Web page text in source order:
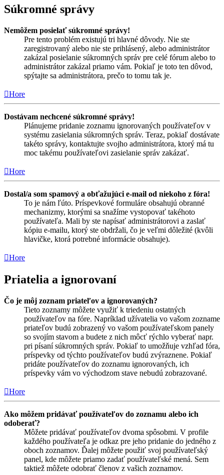
Súkromné správy
Nemôžem posielať súkromné správy!
Pre tento problém existujú tri hlavné dôvody. Nie ste
zaregistrovaný alebo nie ste prihlásený, alebo administrátor
zakázal posielanie súkromných správ pre celé fórum alebo to
administrátor zakázal priamo vám. Pokiaľ je toto ten dôvod,
spýtajte sa administrátora, prečo to tomu tak je.
Hore
Dostávam nechcené súkromné správy!
Plánujeme pridanie zoznamu ignorovaných používateľov v
systému zasielania súkromných správ. Teraz, pokiaľ dostávate
takéto správy, kontaktujte svojho administrátora, ktorý má tu
moc takému používateľovi zasielanie správ zakázať.
Hore
Dostal/a som spamový a obťažujúci e-mail od niekoho z fóra!
To je nám ľúto. Príspevkové formuláre obsahujú obranné
mechanizmy, ktorými sa snažíme vystopovať takéhoto
používateľa. Mali by ste napísať administrátorovi a zaslať
kópiu e-mailu, ktorý ste obdržali, čo je veľmi dôležité (kvôli
hlavičke, ktorá potrebné informácie obsahuje).
Hore
Priatelia a ignorovaní
Čo je môj zoznam priateľov a ignorovaných?
Tieto zoznamy môžete využiť k triedeniu ostatných
používateľov na fóre. Napríklad užívatelia vo vašom zozname
priateľov budú zobrazený vo vašom používateľskom panely
so svojím stavom a budete z nich môcť rýchlo vyberať napr.
pri písaní súkromných správ. Pokiaľ to umožňuje vzhľad fóra,
príspevky od týchto používateľov budú zvýraznene. Pokiaľ
pridáte používateľov do zoznamu ignorovaných, ich
príspevky vám vo východzom stave nebudú zobrazované.
Hore
Ako môžem pridávať používateľov do zoznamu alebo ich
odoberať?
Môžete pridávať používateľov dvoma spôsobmi. V profile
každého používateľa je odkaz pre jeho pridanie do jedného z
oboch zoznamov. Ďalej môžete použiť svoj používateľský
panel, kde môžete priamo zadať používateľské mená. Sem
taktiež môžete odobrať členov z vašich zoznamov.